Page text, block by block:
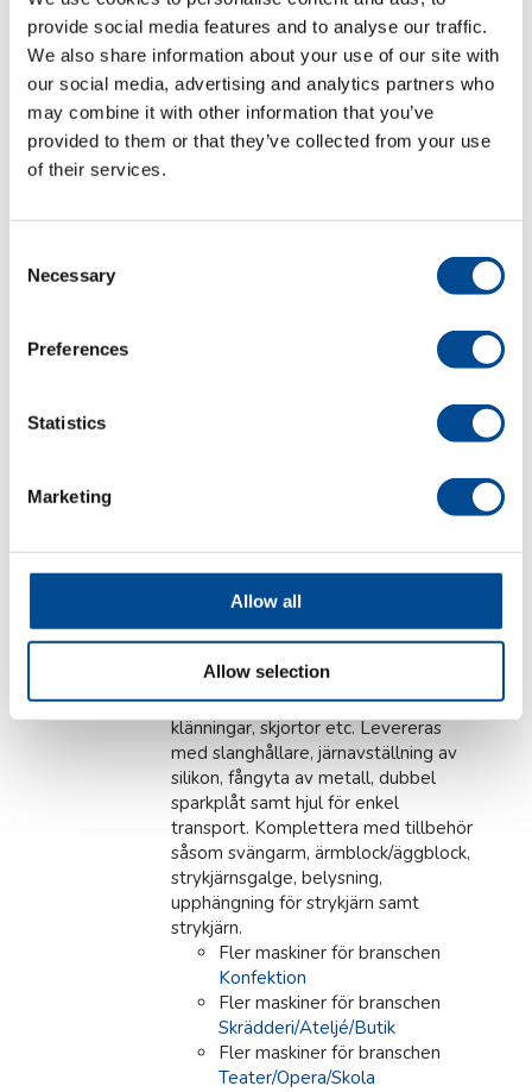
provide social media features and to analyse our traffic.
We also share information about your use of our site with
our social media, advertising and analytics partners who
may combine it with other information that you’ve
provided to them or that they’ve collected from your use
of their services.
Selection
Necessary
Preferences
Statistics
Marketing
Allow all
Allow selection
Hemtextil
Fler maskiner för branschen
Konfektion
Fler maskiner för branschen
Skrädderi/Ateljé/Butik
Fler maskiner för branschen
Detaljer
Primula Perfect PD
S+B
Strykbord med sug/blås
och värme, skorsten 85
cm
För dam-/barnkläder, kjolar,
klänningar, skjortor etc. Levereras
med slanghållare, järnavställning av
silikon, fångyta av metall, dubbel
sparkplåt samt hjul för enkel
transport. Komplettera med tillbehör
såsom svängarm, ärmblock/äggblock,
strykjärnsgalge, belysning,
upphängning för strykjärn samt
strykjärn.
Fler maskiner för branschen
Konfektion
Fler maskiner för branschen
Skrädderi/Ateljé/Butik
Fler maskiner för branschen
Teater/Opera/Skola